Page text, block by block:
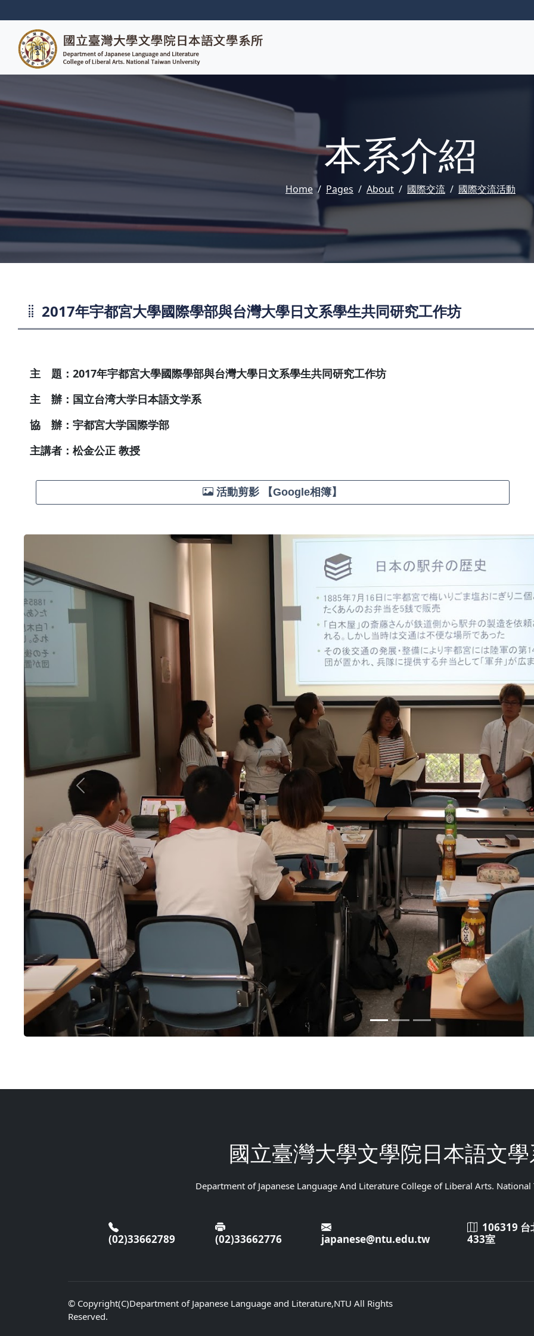
本系介紹
Home Pages About 國際交流 國際交流活動
2017年宇都宮大學國際學部與台灣大學日文系學生共同研究工作坊
主 題：2017年宇都宮大學國際學部與台灣大學日文系學生共同研究工作坊
主 辦：国立台湾大学日本語文学系
協 辦：宇都宮大学国際学部
主講者：松金公正 教授
活動剪影 【Google相簿】
Previous
國立臺灣大學文學院日本語文
Department of Japanese Language And Literature College of Liberal Arts.
(02)33662789 (02)33662776 japanese@ntu.edu.tw
106319 台
433室
© Copyright(C)Department of Japanese Language and Literature,NTU All Rights
Reserved.